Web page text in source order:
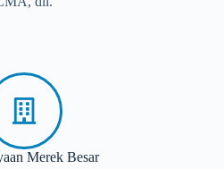
Merek Besar